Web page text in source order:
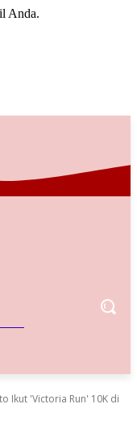
Anda.
Ikut 'Victoria Run' 10K di